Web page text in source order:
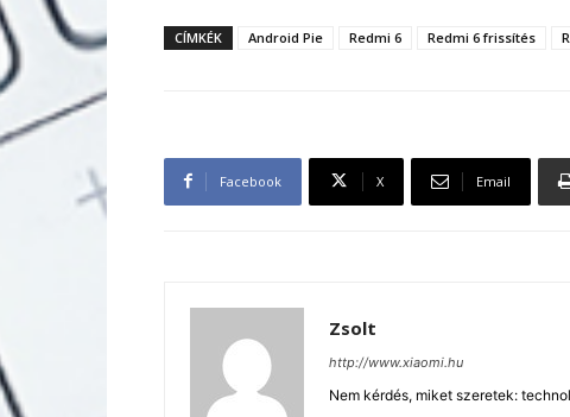
CÍMKÉK Android Pie Redmi 6 Redmi 6 frissítés
Facebook X Email
Zsolt
http://www.xiaomi.hu
Nem kérdés, miket szeretek: